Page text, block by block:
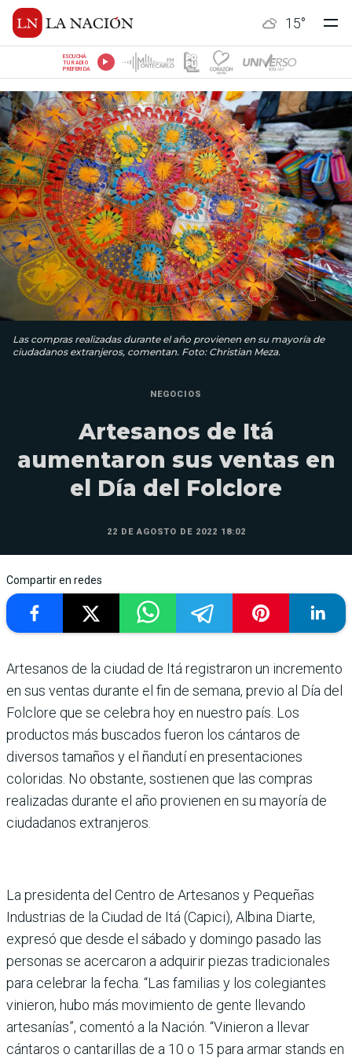
15°
ESCUCHÁ
TU RADIO
PREFERIDA
Las compras realizadas durante el año provienen en su mayoría de
ciudadanos extranjeros, comentan. Foto: Christian Meza.
NEGOCIOS
Artesanos de Itá
aumentaron sus ventas en
el Día del Folclore
22 DE AGOSTO DE 2022 18:02
Compartir en redes
Artesanos de la ciudad de Itá registraron un incremento
en sus ventas durante el fin de semana, previo al Día del
Folclore que se celebra hoy en nuestro país. Los
productos más buscados fueron los cántaros de
diversos tamaños y el ñandutí en presentaciones
coloridas. No obstante, sostienen que las compras
realizadas durante el año provienen en su mayoría de
ciudadanos extranjeros.
La presidenta del Centro de Artesanos y Pequeñas
Industrias de la Ciudad de Itá (Capici), Albina Diarte,
expresó que desde el sábado y domingo pasado las
personas se acercaron a adquirir piezas tradicionales
para celebrar la fecha. “Las familias y los colegiantes
vinieron, hubo más movimiento de gente llevando
artesanías”, comentó a la Nación. “Vinieron a llevar
cántaros o cantarillas de a 10 o 15 para armar stands en